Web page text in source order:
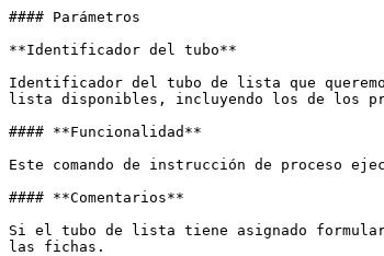
#### Parámetros
**Identificador del tubo**
Identificador del tubo de lista que
lista disponibles, incluyendo los de los
#### **Funcionalidad**
Este comando de instrucción de proceso
#### **Comentarios**
Si el tubo de lista tiene asignado
las fichas.